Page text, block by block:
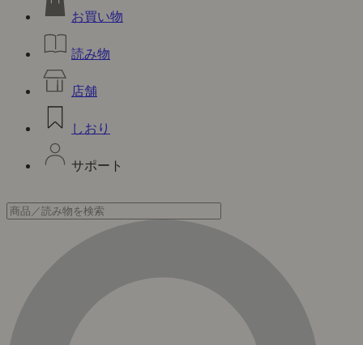
お買い物
読み物
店舗
しおり
サポート